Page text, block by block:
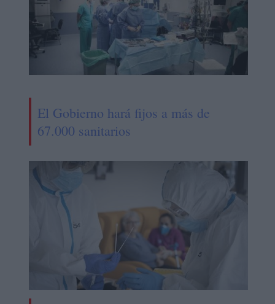
El Gobierno hará fijos a más de
67.000 sanitarios